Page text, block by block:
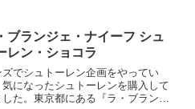
ブランジェ・ナイーフ シュ
レン・ショコラ
ズでシュトーレン企画をやってい
気になったシュトーレンを購入して
た。東京都にある『ラ・ブランジ